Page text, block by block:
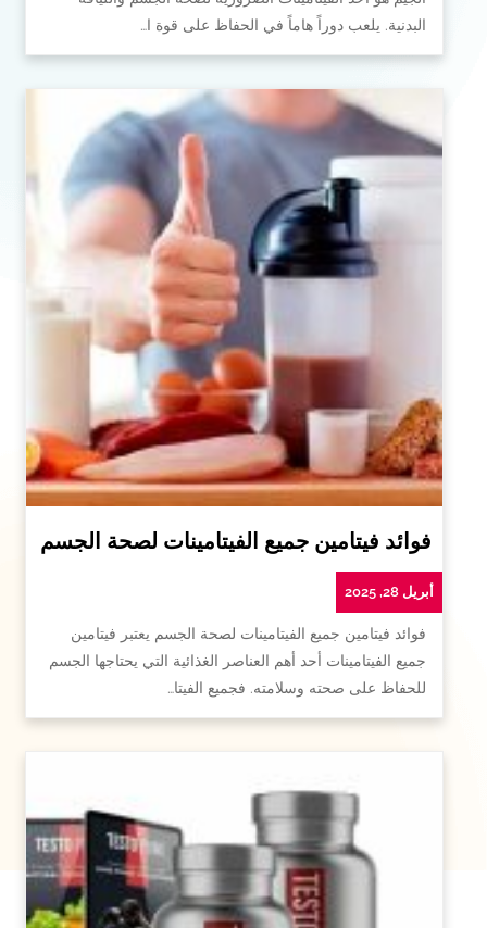
البدنية. يلعب دوراً هاماً في الحفاظ على قوة ا…
فوائد فيتامين جميع الفيتامينات لصحة الجسم
أبريل 28, 2025
فوائد فيتامين جميع الفيتامينات لصحة الجسم يعتبر فيتامين
جميع الفيتامينات أحد أهم العناصر الغذائية التي يحتاجها الجسم
للحفاظ على صحته وسلامته. فجميع الفيتا…